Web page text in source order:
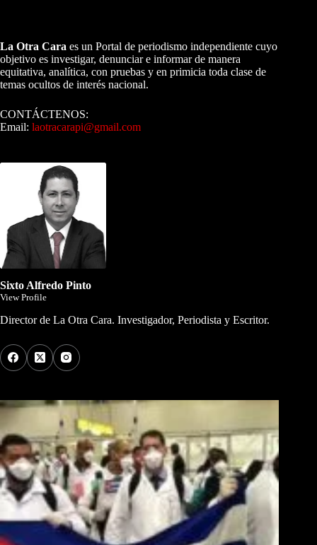
La Otra Cara es un Portal de periodismo independiente cuyo
objetivo es investigar, denunciar e informar de manera
equitativa, analítica, con pruebas y en primicia toda clase de
temas ocultos de interés nacional.
CONTÁCTENOS:
Email: laotracarapi@gmail.com
Sixto Alfredo Pinto
View Profile
Director de La Otra Cara. Investigador, Periodista y Escritor.